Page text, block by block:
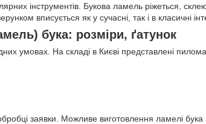
інструментів. Букова ламель ріжеться,
вписується як у сучасні, так і в класичні
бука: розміри, ґатунок
умовах. На складі в Києві представлені
заявки. Можливе виготовлення ламелі